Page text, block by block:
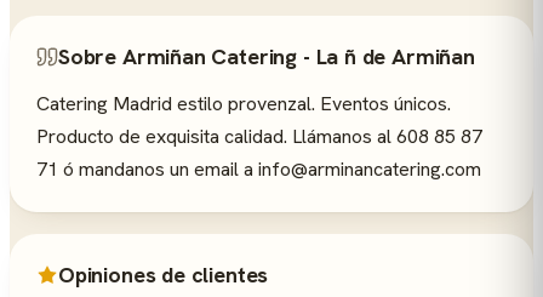
Sobre Armiñan Catering - La ñ de Armiñan
Catering Madrid estilo provenzal. Eventos únicos.
Producto de exquisita calidad. Llámanos al 608 85 87
71 ó mandanos un email a info@arminancatering.com
Opiniones de clientes